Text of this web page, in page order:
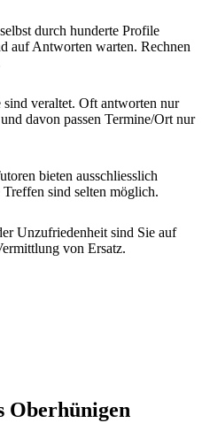
durch hunderte Profile
auf Antworten warten. Rechnen
veraltet. Oft antworten nur
davon passen Termine/Ort nur
bieten ausschliesslich
sind selten möglich.
Unzufriedenheit sind Sie auf
von Ersatz.
Oberhünigen